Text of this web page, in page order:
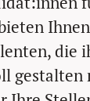
die
gestalten